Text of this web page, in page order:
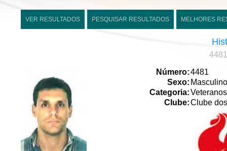
VER RESULTADOS PESQUISAR RESULTADOS MELHORES
Número:4481
Sexo: Masculino
Categoria:Veteranos
Clube:Clube